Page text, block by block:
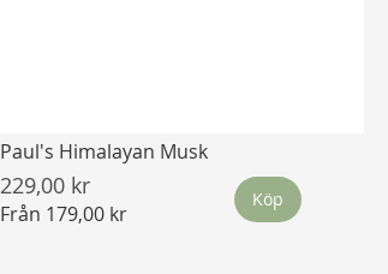
Paul's Himalayan Musk
229,00 kr
Från 179,00 kr
Köp